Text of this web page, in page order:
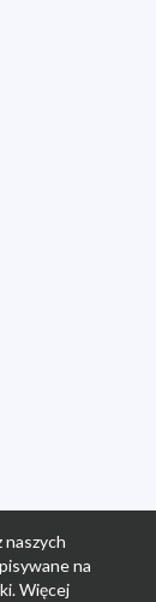
naszych
na
Więcej